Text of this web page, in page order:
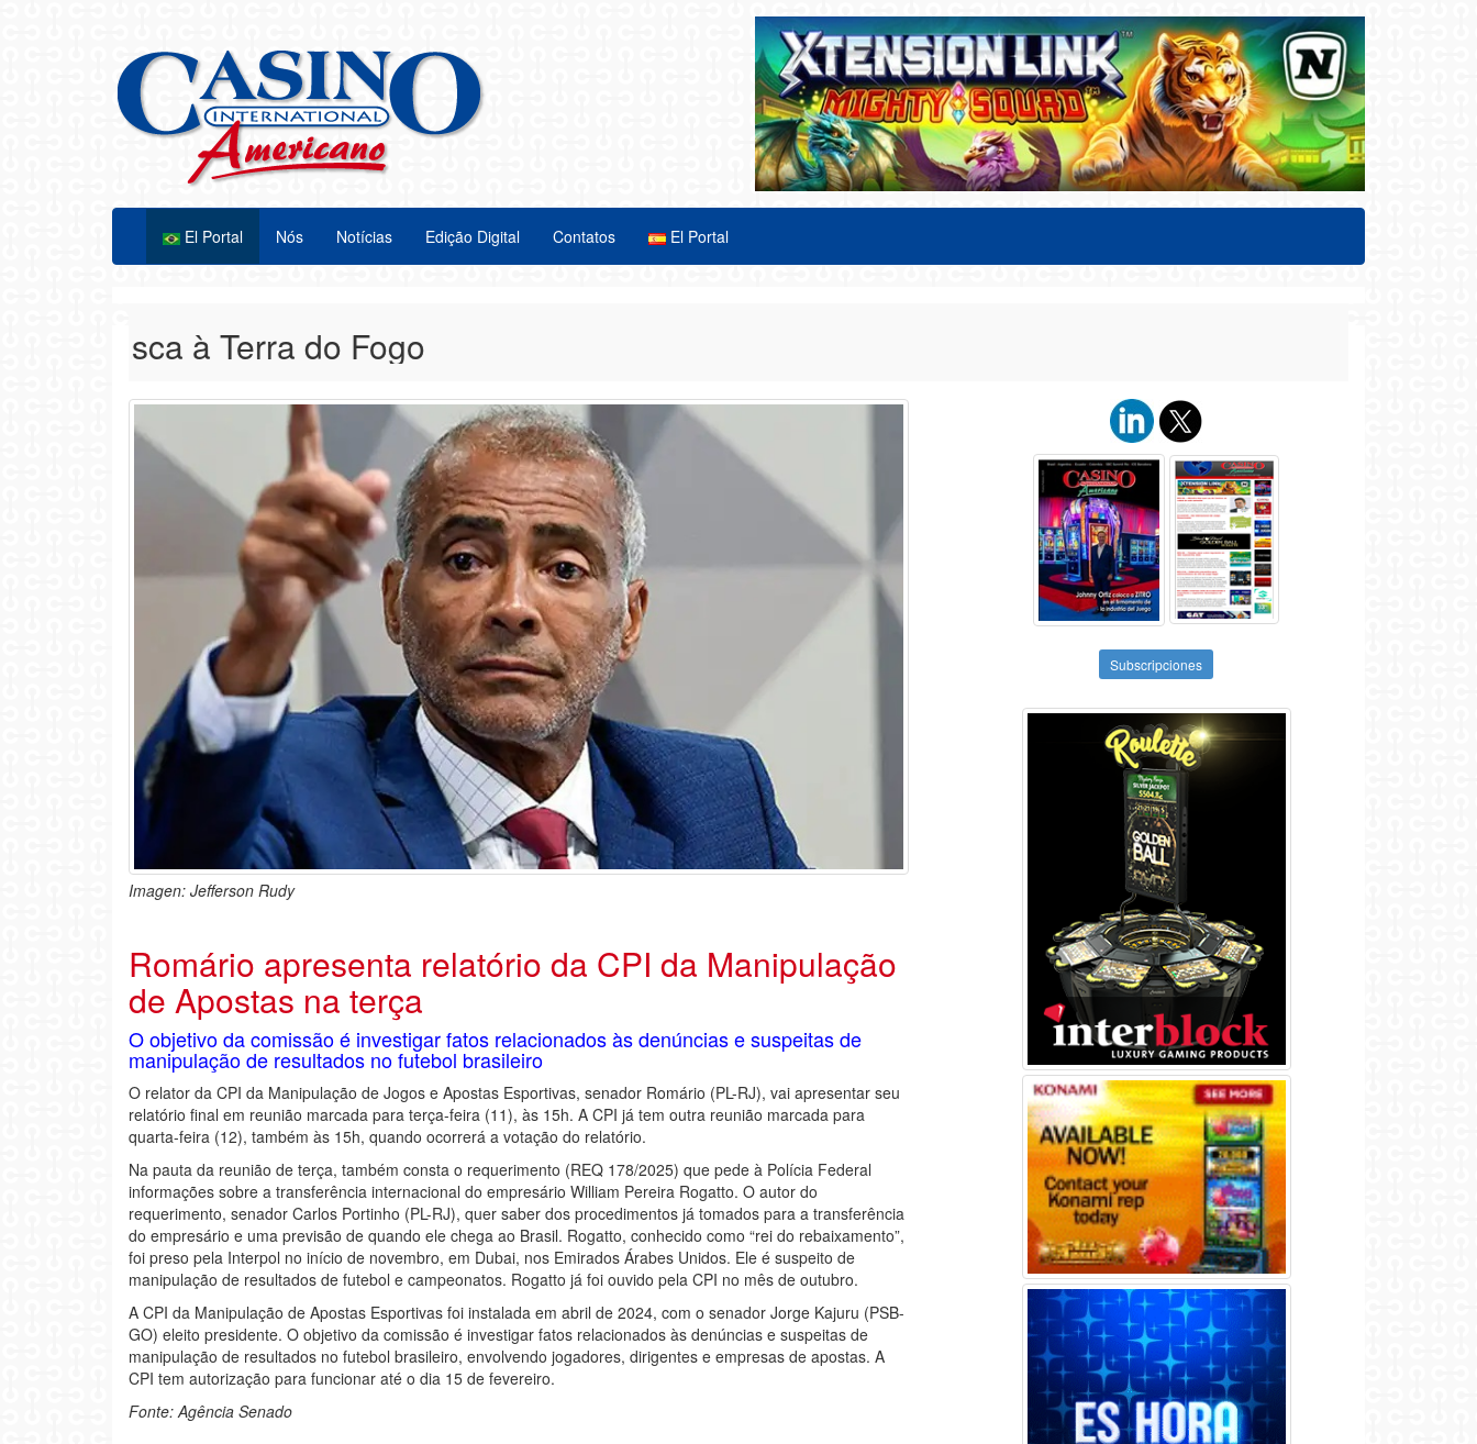
El Portal Nós Notícias Edição Digital Contatos El Portal
à Terra do Fogo
Imagen: Jefferson Rudy
Romário apresenta relatório da CPI da Manipulação
de Apostas na terça
O objetivo da comissão é investigar fatos relacionados às denúncias e suspeitas de
manipulação de resultados no futebol brasileiro
O relator da CPI da Manipulação de Jogos e Apostas Esportivas, senador Romário (PL-RJ), vai apresentar seu
relatório final em reunião marcada para terça-feira (11), às 15h. A CPI já tem outra reunião marcada para
quarta-feira (12), também às 15h, quando ocorrerá a votação do relatório.
Na pauta da reunião de terça, também consta o requerimento (REQ 178/2025) que pede à Polícia Federal
informações sobre a transferência internacional do empresário William Pereira Rogatto. O autor do
requerimento, senador Carlos Portinho (PL-RJ), quer saber dos procedimentos já tomados para a transferência
do empresário e uma previsão de quando ele chega ao Brasil. Rogatto, conhecido como “rei do rebaixamento”,
foi preso pela Interpol no início de novembro, em Dubai, nos Emirados Árabes Unidos. Ele é suspeito de
manipulação de resultados de futebol e campeonatos. Rogatto já foi ouvido pela CPI no mês de outubro.
A CPI da Manipulação de Apostas Esportivas foi instalada em abril de 2024, com o senador Jorge Kajuru (PSB-
GO) eleito presidente. O objetivo da comissão é investigar fatos relacionados às denúncias e suspeitas de
manipulação de resultados no futebol brasileiro, envolvendo jogadores, dirigentes e empresas de apostas. A
CPI tem autorização para funcionar até o dia 15 de fevereiro.
Fonte: Agência Senado
Subscripciones